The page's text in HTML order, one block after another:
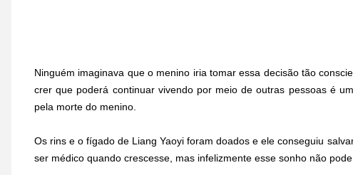
Ninguém imaginava que o menino iria tomar essa decisão tão
crer que poderá continuar vivendo por meio de outras pessoas é
pela morte do menino.
Os rins e o fígado de Liang Yaoyi foram doados e ele conseguiu
ser médico quando crescesse, mas infelizmente esse sonho não